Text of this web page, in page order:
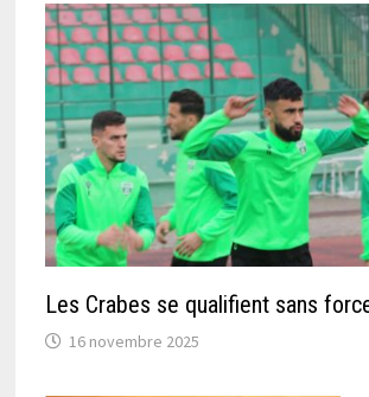
Les Crabes se qualifient sans
16 novembre 2025